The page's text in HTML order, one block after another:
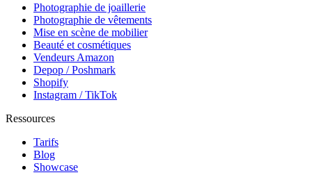
Photographie de joaillerie
Photographie de vêtements
Mise en scène de mobilier
Beauté et cosmétiques
Vendeurs Amazon
Depop / Poshmark
Shopify
Instagram / TikTok
Ressources
Tarifs
Blog
Showcase